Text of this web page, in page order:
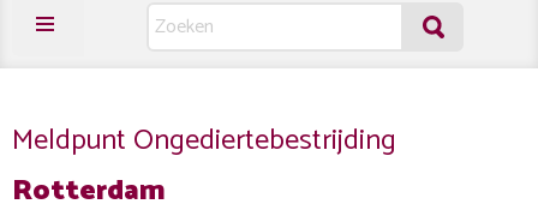
Meldpunt Ongediertebestrijding
Rotterdam